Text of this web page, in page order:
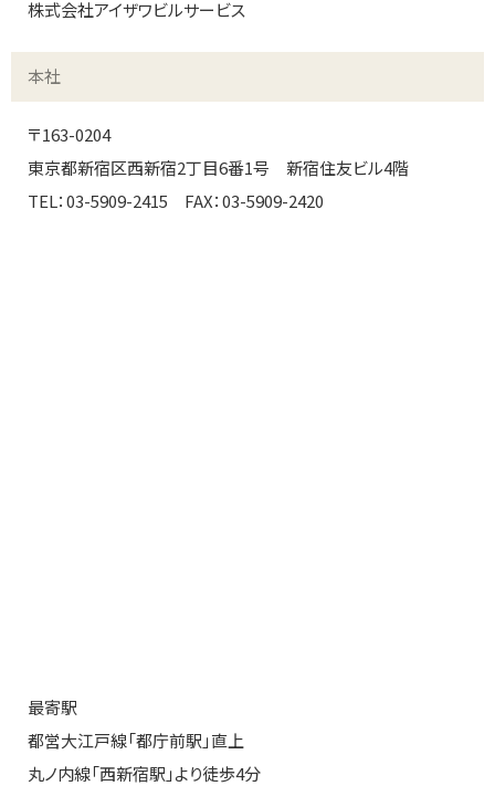
株式会社アイザワビルサービス
本社
〒163-0204
東京都新宿区西新宿2丁目6番1号 新宿住友ビル4階
TEL：03-5909-2415 FAX：03-5909-2420
最寄駅
都営大江戸線「都庁前駅」直上
丸ノ内線「西新宿駅」より徒歩4分